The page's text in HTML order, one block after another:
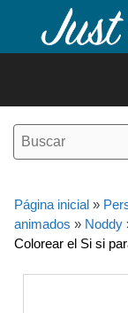
contenido
Página inicial »
animados » Noddy
Colorear el Si si